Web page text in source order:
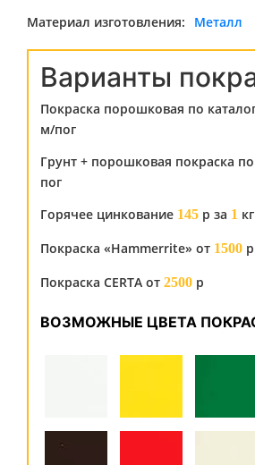
Материал изготовления:
Металл
Варианты
Покраска порошковая по
м/пог
Грунт + порошковая покраска по
пог
Горячее цинкование 145 р за 1
Покраска «Hammerrite» от 1500
Покраска CERTA от 2500 р
ВОЗМОЖНЫЕ ЦВЕТА